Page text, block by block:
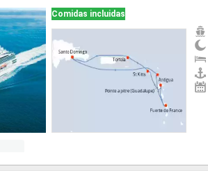
Comidas incluidas